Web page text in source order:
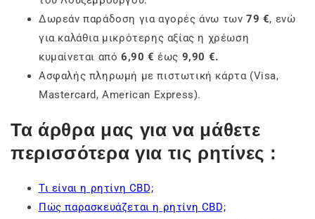
Δωρεάν παράδοση για αγορές άνω των 79 €, ενώ
για καλάθια μικρότερης αξίας η χρέωση
κυμαίνεται από 6,90 € έως 9,90 €.
Ασφαλής πληρωμή με πιστωτική κάρτα (Visa,
Mastercard, American Express).
Τα άρθρα μας για να μάθετε
περισσότερα για τις ρητίνες :
Τι είναι η ρητίνη CBD;
Πώς παρασκευάζεται η ρητίνη CBD;